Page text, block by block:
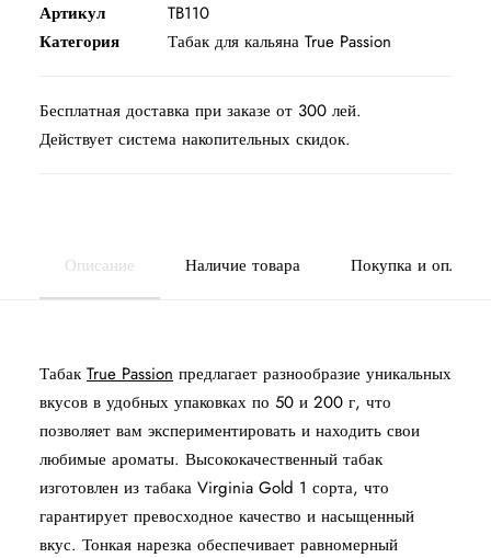
Артикул
TB110
Категория
Табак для кальяна True Passion
Бесплатная доставка при заказе от 300 лей.
Действует система накопительных скидок.
Описание Наличие товара Покупка и оплата
ТабакTrue Passion предлагает разнообразие уникальных
вкусов в удобных упаковках по 50 и 200 г, что
позволяет вам экспериментировать и находить свои
любимые ароматы. Высококачественный табак
изготовлен из табака Virginia Gold 1 сорта, что
гарантирует превосходное качество и насыщенный
вкус. Тонкая нарезка обеспечивает равномерный